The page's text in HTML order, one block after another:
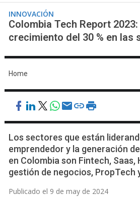
INNOVACIÓN
Colombia Tech Report
crecimiento del 30 % en las
Home
Los sectores que están
emprendedor y la generación
en Colombia son Fintech, Saas,
gestión de negocios, PropTech
Publicado el 9 de may de 2024